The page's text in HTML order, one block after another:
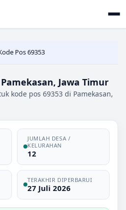
Pos 69353
Pamekasan, Jawa Timur
kode pos 69353 di Pamekasan,
JUMLAH DESA /
KELURAHAN
12
TERAKHIR DIPERBARUI
27 Juli 2026